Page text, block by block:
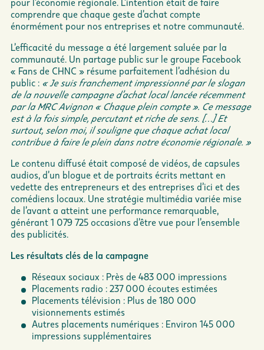
comprendre que chaque geste d’achat compte
énormément pour nos entreprises et notre communauté.
L’efficacité du message a été largement saluée par la
communauté. Un partage public sur le groupe Facebook
« Fans de CHNC » résume parfaitement l’adhésion du
public : « Je suis franchement impressionné par le slogan
de la nouvelle campagne d’achat local lancée récemment
par la MRC Avignon « Chaque plein compte ». Ce message
est à la fois simple, percutant et riche de sens. […] Et
surtout, selon moi, il souligne que chaque achat local
contribue à faire le plein dans notre économie régionale. »
Le contenu diffusé était composé de vidéos, de capsules
audios, d’un blogue et de portraits écrits mettant en
vedette des entrepreneurs et des entreprises d’ici et des
comédiens locaux. Une stratégie multimédia variée mise
de l’avant a atteint une performance remarquable,
générant 1 079 725 occasions d’être vue pour l’ensemble
des publicités.
Les résultats clés de la campagne
Réseaux sociaux : Près de 483 000 impressions
Placements radio : 237 000 écoutes estimées
Placements télévision : Plus de 180 000
visionnements estimés
Autres placements numériques : Environ 145 000
impressions supplémentaires